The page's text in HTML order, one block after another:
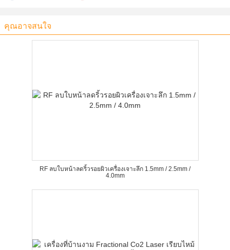
คุณอาจสนใจ
RF ลบใบหน้าลดริ้วรอยผิวเครื่องเจาะลึก 1.5mm / 2.5mm /
4.0mm